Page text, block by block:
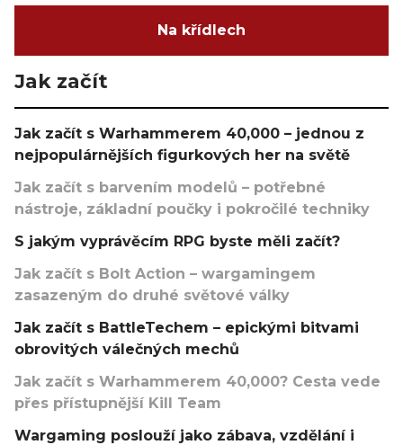
Na křídlech
Jak začít
Jak začít s Warhammerem 40,000 – jednou z
nejpopulárnějších figurkových her na světě
Jak začít s barvením modelů – potřebné
nástroje, základní poučky i pokročilé techniky
S jakým vyprávěcím RPG byste měli začít?
Jak začít s Bolt Action – wargamingem
zasazeným do druhé světové války
Jak začít s BattleTechem – epickými bitvami
obrovitých válečných mechů
Jak začít s Warhammerem 40,000? Cesta vede
přes přístupnější Kill Team
Wargaming poslouží jako zábava, vzdělání i